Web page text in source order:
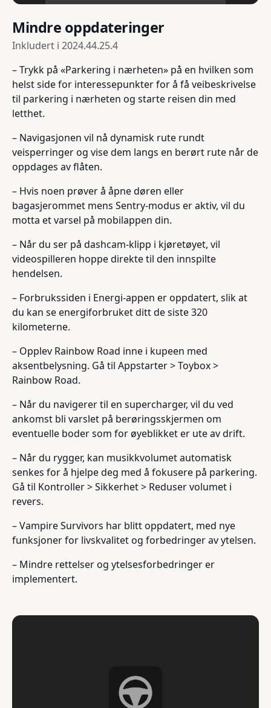
Mindre oppdateringer
Inkludert i 2024.44.25.4
– Trykk på «Parkering i nærheten» på en hvilken som
helst side for interessepunkter for å få veibeskrivelse
til parkering i nærheten og starte reisen din med
letthet.
– Navigasjonen vil nå dynamisk rute rundt
veisperringer og vise dem langs en berørt rute når de
oppdages av flåten.
– Hvis noen prøver å åpne døren eller
bagasjerommet mens Sentry-modus er aktiv, vil du
motta et varsel på mobilappen din.
– Når du ser på dashcam-klipp i kjøretøyet, vil
videospilleren hoppe direkte til den innspilte
hendelsen.
– Forbrukssiden i Energi-appen er oppdatert, slik at
du kan se energiforbruket ditt de siste 320
kilometerne.
– Opplev Rainbow Road inne i kupeen med
aksentbelysning. Gå til Appstarter > Toybox >
Rainbow Road.
– Når du navigerer til en supercharger, vil du ved
ankomst bli varslet på berøringsskjermen om
eventuelle boder som for øyeblikket er ute av drift.
– Når du rygger, kan musikkvolumet automatisk
senkes for å hjelpe deg med å fokusere på parkering.
Gå til Kontroller > Sikkerhet > Reduser volumet i
revers.
– Vampire Survivors har blitt oppdatert, med nye
funksjoner for livskvalitet og forbedringer av ytelsen.
– Mindre rettelser og ytelsesforbedringer er
implementert.